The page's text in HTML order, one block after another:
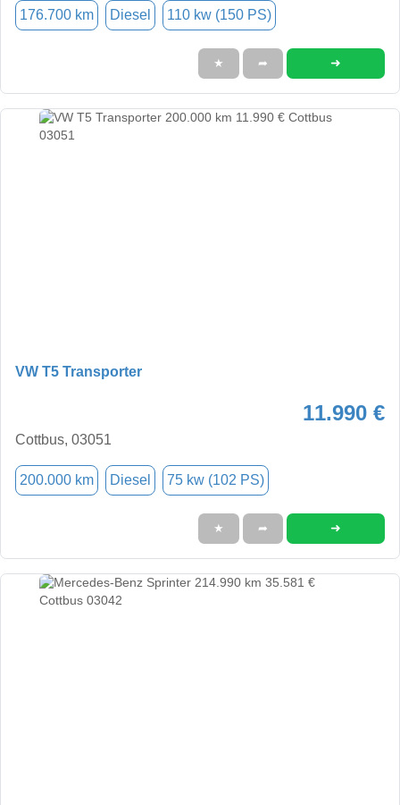
176.700 km Diesel 110 kw (150 PS)
★ ➦ ➜
VW T5 Transporter
11.990 €
Cottbus, 03051
200.000 km Diesel 75 kw (102 PS)
★ ➦ ➜